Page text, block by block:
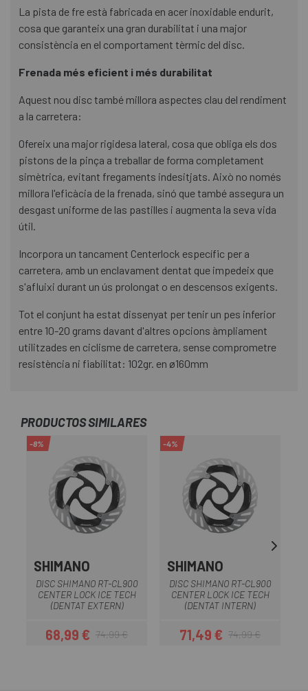
La pista de fre està fabricada en acer inoxidable endurit,
cosa que garanteix una gran durabilitat i una major
consistència en el comportament tèrmic del disc.
Frenada més eficient i més durabilitat
Aquest nou disc també millora aspectes clau del rendiment
a la carretera:
Ofereix una major rigidesa lateral, cosa que obliga els dos
pistons de la pinça a treballar de forma completament
simètrica, evitant fregaments indesitjats. Això no només
millora l'eficàcia de la frenada, sinó que també assegura un
desgast uniforme de las pastilles i augmenta la seva vida
útil.
Incorpora un tancament Centerlock específic per a
carretera, amb un enclavament dentat que impedeix que
s'afluixi durant un ús prolongat o en descensos exigents.
Tot el conjunt ha estat dissenyat per tenir un pes inferior
entre 10-20 grams davant d'altres opcions àmpliament
utilitzades en ciclisme de carretera, sense comprometre
resistència ni fiabilitat: 102gr. en ø160mm
PRODUCTOS SIMILARES
-8%
SHIMANO
DISC SHIMANO RT-CL900
CENTER LOCK ICE TECH
(DENTAT EXTERN)
Preu
68,99 €Preu regular
74,99 €
-4%
SHIMANO
DISC SHIMANO RT-CL900
CENTER LOCK ICE TECH
(DENTAT INTERN)
Preu
71,49 €Preu regular
74,99 €